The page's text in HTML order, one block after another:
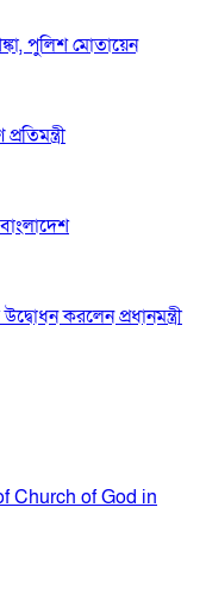
পুলিশ মোতায়েন
করলেন প্রধানমন্ত্রী
Church of God in